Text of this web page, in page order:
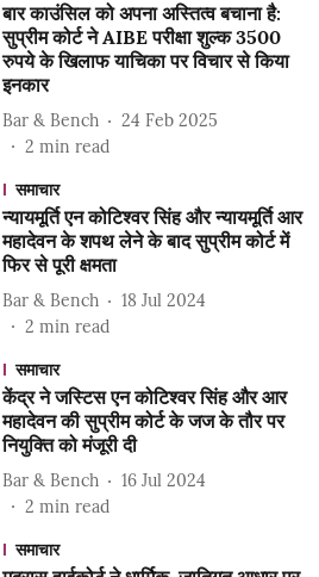
बार काउंसिल को अपना अस्तित्व बचाना है:
सुप्रीम कोर्ट ने AIBE परीक्षा शुल्क 3500
रुपये के खिलाफ याचिका पर विचार से किया
इनकार
Bar & Bench
24 Feb 2025
2 min read
समाचार
न्यायमूर्ति एन कोटिश्वर सिंह और न्यायमूर्ति आर
महादेवन के शपथ लेने के बाद सुप्रीम कोर्ट में
फिर से पूरी क्षमता
Bar & Bench
18 Jul 2024
2 min read
समाचार
केंद्र ने जस्टिस एन कोटिश्वर सिंह और आर
महादेवन की सुप्रीम कोर्ट के जज के तौर पर
नियुक्ति को मंजूरी दी
Bar & Bench
16 Jul 2024
2 min read
समाचार